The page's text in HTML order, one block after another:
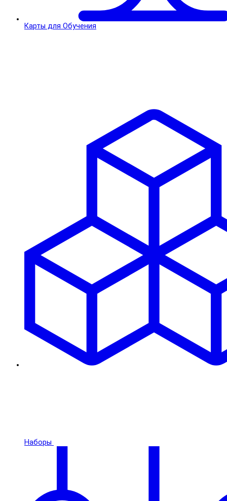
Карты для Обучения
Наборы